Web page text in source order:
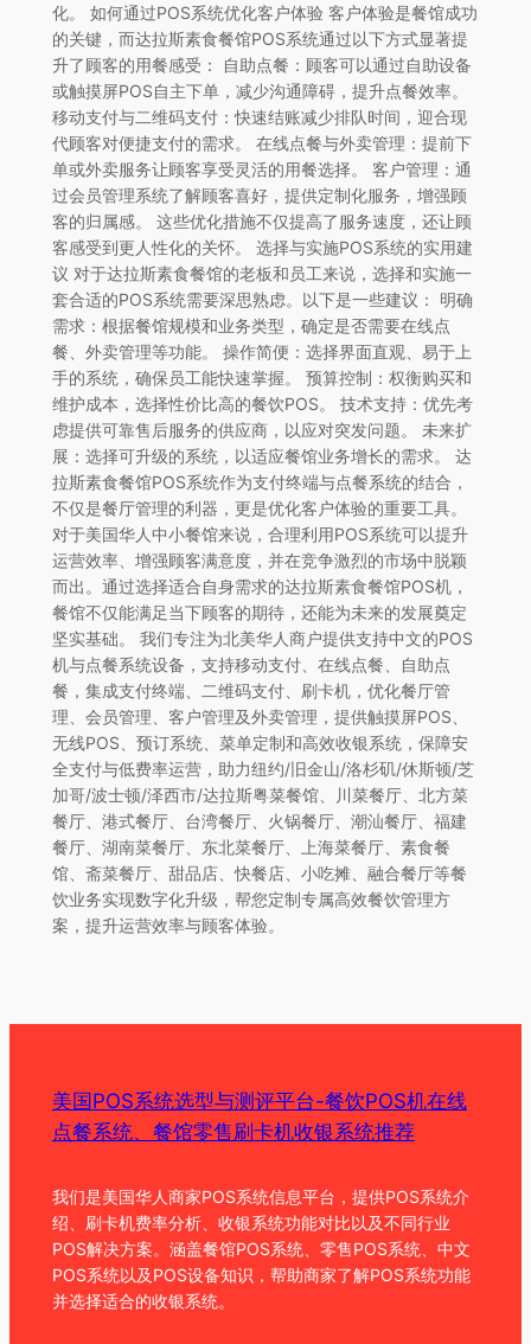
化。 如何通过POS系统优化客户体验 客户体验是餐馆成功
的关键，而达拉斯素食餐馆POS系统通过以下方式显著提
升了顾客的用餐感受： 自助点餐：顾客可以通过自助设备
或触摸屏POS自主下单，减少沟通障碍，提升点餐效率。
移动支付与二维码支付：快速结账减少排队时间，迎合现
代顾客对便捷支付的需求。 在线点餐与外卖管理：提前下
单或外卖服务让顾客享受灵活的用餐选择。 客户管理：通
过会员管理系统了解顾客喜好，提供定制化服务，增强顾
客的归属感。 这些优化措施不仅提高了服务速度，还让顾
客感受到更人性化的关怀。 选择与实施POS系统的实用建
议 对于达拉斯素食餐馆的老板和员工来说，选择和实施一
套合适的POS系统需要深思熟虑。以下是一些建议： 明确
需求：根据餐馆规模和业务类型，确定是否需要在线点
餐、外卖管理等功能。 操作简便：选择界面直观、易于上
手的系统，确保员工能快速掌握。 预算控制：权衡购买和
维护成本，选择性价比高的餐饮POS。 技术支持：优先考
虑提供可靠售后服务的供应商，以应对突发问题。 未来扩
展：选择可升级的系统，以适应餐馆业务增长的需求。 达
拉斯素食餐馆POS系统作为支付终端与点餐系统的结合，
不仅是餐厅管理的利器，更是优化客户体验的重要工具。
对于美国华人中小餐馆来说，合理利用POS系统可以提升
运营效率、增强顾客满意度，并在竞争激烈的市场中脱颖
而出。通过选择适合自身需求的达拉斯素食餐馆POS机，
餐馆不仅能满足当下顾客的期待，还能为未来的发展奠定
坚实基础。 我们专注为北美华人商户提供支持中文的POS
机与点餐系统设备，支持移动支付、在线点餐、自助点
餐，集成支付终端、二维码支付、刷卡机，优化餐厅管
理、会员管理、客户管理及外卖管理，提供触摸屏POS、
无线POS、预订系统、菜单定制和高效收银系统，保障安
全支付与低费率运营，助力纽约/旧金山/洛杉矶/休斯顿/芝
加哥/波士顿/泽西市/达拉斯粤菜餐馆、川菜餐厅、北方菜
餐厅、港式餐厅、台湾餐厅、火锅餐厅、潮汕餐厅、福建
餐厅、湖南菜餐厅、东北菜餐厅、上海菜餐厅、素食餐
馆、斋菜餐厅、甜品店、快餐店、小吃摊、融合餐厅等餐
饮业务实现数字化升级，帮您定制专属高效餐饮管理方
案，提升运营效率与顾客体验。
美国POS系统选型与测评平台-餐饮POS机在线
点餐系统、餐馆零售刷卡机收银系统推荐
我们是美国华人商家POS系统信息平台，提供POS系统介
绍、刷卡机费率分析、收银系统功能对比以及不同行业
POS解决方案。涵盖餐馆POS系统、零售POS系统、中文
POS系统以及POS设备知识，帮助商家了解POS系统功能
并选择适合的收银系统。